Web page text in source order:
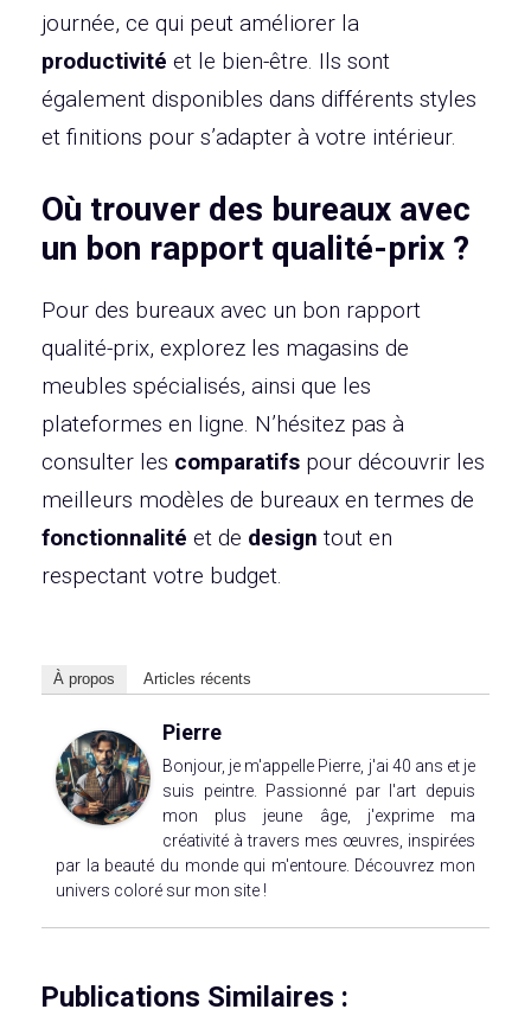
journée, ce qui peut améliorer la
productivité et le bien-être. Ils sont
également disponibles dans différents styles
et finitions pour s’adapter à votre intérieur.
Où trouver des bureaux avec
un bon rapport qualité-prix ?
Pour des bureaux avec un bon rapport
qualité-prix, explorez les magasins de
meubles spécialisés, ainsi que les
plateformes en ligne. N’hésitez pas à
consulter les comparatifs pour découvrir les
meilleurs modèles de bureaux en termes de
fonctionnalité et de design tout en
respectant votre budget.
À propos Articles récents
Pierre
Bonjour, je m'appelle Pierre, j'ai 40 ans et je
suis peintre. Passionné par l'art depuis
mon plus jeune âge, j'exprime ma
créativité à travers mes œuvres, inspirées
par la beauté du monde qui m'entoure. Découvrez mon
univers coloré sur mon site !
Publications Similaires :